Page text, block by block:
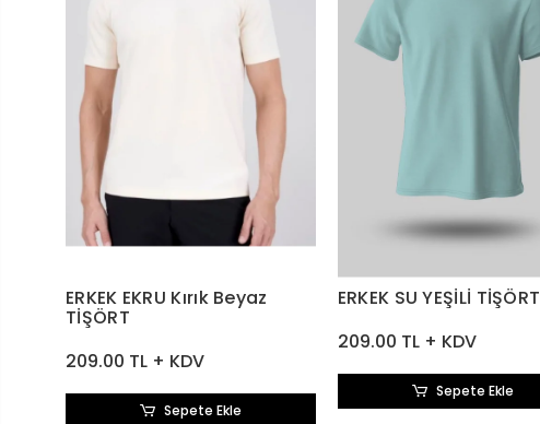
ERKEK EKRU Kırık Beyaz
TİŞÖRT
209.00 TL + KDV
Sepete Ekle
ERKEK SU YEŞİLİ TİŞÖRT
209.00 TL + KDV
Sepete Ekle